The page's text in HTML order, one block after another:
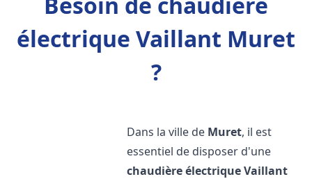
électrique Vaillant Muret
?
Dans la ville de Muret, il est
essentiel de disposer d'une
chaudière électrique Vaillant